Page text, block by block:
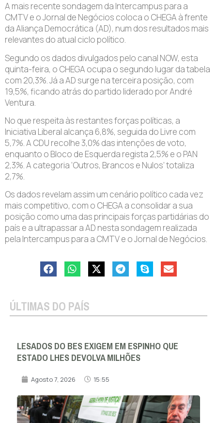
A mais recente sondagem da Intercampus para a
CMTV e o Jornal de Negócios coloca o CHEGA à frente
da Aliança Democrática (AD), num dos resultados mais
relevantes do atual ciclo político.
Segundo os dados divulgados pelo canal NOW, esta
quinta-feira, o CHEGA ocupa o segundo lugar da tabela
com 20,3%. Já a AD surge na terceira posição, com
19,5%, ficando atrás do partido liderado por André
Ventura.
No que respeita às restantes forças políticas, a
Iniciativa Liberal alcança 6,8%, seguida do Livre com
5,7%. A CDU recolhe 3,0% das intenções de voto,
enquanto o Bloco de Esquerda regista 2,5% e o PAN
2,3%. A categoria ‘Outros, Brancos e Nulos’ totaliza
2,7%.
Os dados revelam assim um cenário político cada vez
mais competitivo, com o CHEGA a consolidar a sua
posição como uma das principais forças partidárias do
país e a ultrapassar a AD nesta sondagem realizada
pela Intercampus para a CMTV e o Jornal de Negócios.
ÚLTIMAS DO PAÍS
LESADOS DO BES EXIGEM EM ESPINHO QUE
ESTADO LHES DEVOLVA MILHÕES
Agosto 7, 2026 15:55